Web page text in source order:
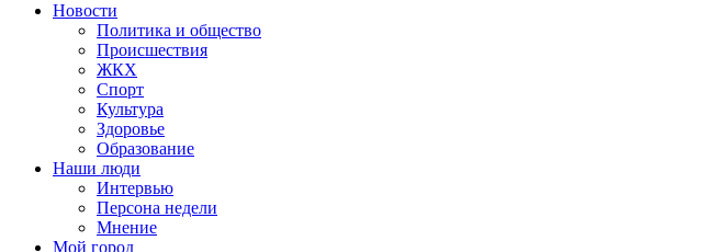
Новости
Политика и общество
Происшествия
ЖКХ
Спорт
Культура
Здоровье
Образование
Наши люди
Интервью
Персона недели
Мнение
Мой город